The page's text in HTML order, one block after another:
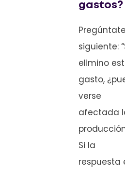
gastos?
siguiente:
elimino
gasto,
verse
afectada
Si la
respuesta